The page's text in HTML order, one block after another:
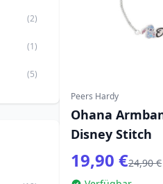
(2)
(1)
(5)
Peers Hardy
Ohana
Disney Stitch
19,90 €24,90 €